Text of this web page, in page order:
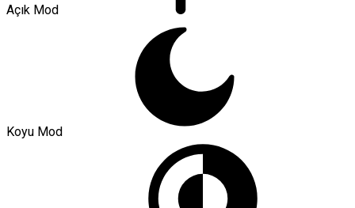
Açık Mod
Koyu Mod